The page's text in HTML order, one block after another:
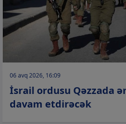
06 avq 2026, 16:09
İsrail ordusu Qəzzada
davam etdirəcək